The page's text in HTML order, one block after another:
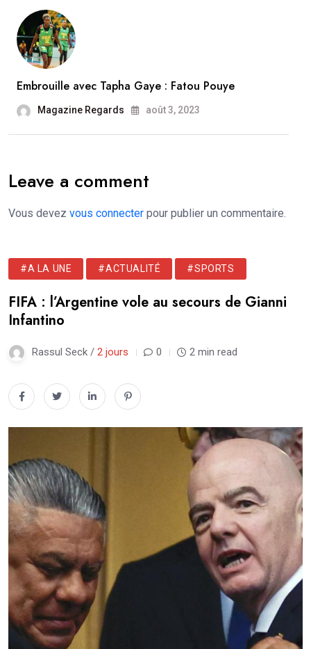
Embrouille avec Tapha Gaye : Fatou Pouye
Magazine Regards août 3, 2023
Leave a comment
Vous devez vous connecter pour publier un commentaire.
#A LA UNE #ACTUALITÉ #SPORTS
FIFA : l’Argentine vole au secours de Gianni
Infantino
Rassul Seck / 2 jours 0 2 min read